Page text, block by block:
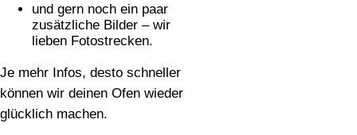
und gern noch ein paar
zusätzliche Bilder – wir
lieben Fotostrecken.
Je mehr Infos, desto schneller
können wir deinen Ofen wieder
glücklich machen.